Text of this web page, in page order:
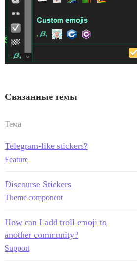
Связанные темы
Тема
Telegram-like stickers?
Feature
Discourse Stickers
Theme component
How can I add troll emoji to
another community?
Support